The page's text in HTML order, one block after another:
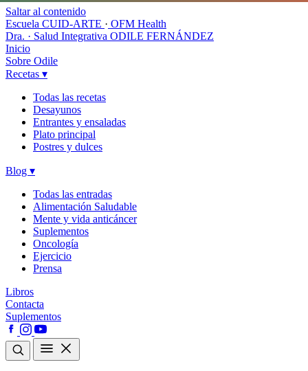
Saltar al contenido
Escuela CUID-ARTE · OFM Health
Dra. · Salud Integrativa ODILE FERNÁNDEZ
Inicio
Sobre Odile
Recetas ▾
Todas las recetas
Desayunos
Entrantes y ensaladas
Plato principal
Postres y dulces
Blog ▾
Todas las entradas
Alimentación Saludable
Mente y vida anticáncer
Suplementos
Oncología
Ejercicio
Prensa
Libros
Contacta
Suplementos